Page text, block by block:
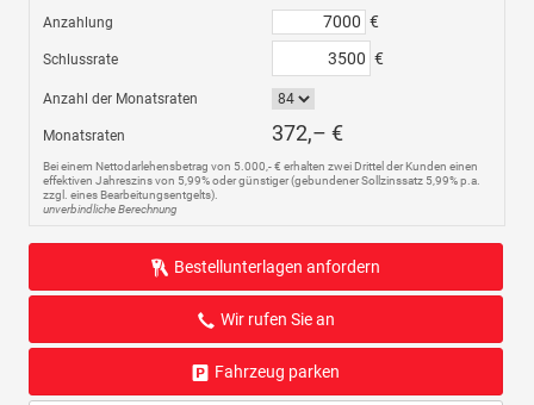
Anzahlung €
Schlussrate €
Anzahl der Monatsraten
Monatsraten 372,– €
Bei einem Nettodarlehensbetrag von 5.000,- € erhalten zwei Drittel der Kunden einen
effektiven Jahreszins von 5,99% oder günstiger (gebundener Sollzinssatz 5,99% p.a.
zzgl. eines Bearbeitungsentgelts).
unverbindliche Berechnung
Bestellunterlagen anfordern
Wir rufen Sie an
Fahrzeug parken